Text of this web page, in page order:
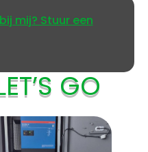
mij? Stuur een
GO